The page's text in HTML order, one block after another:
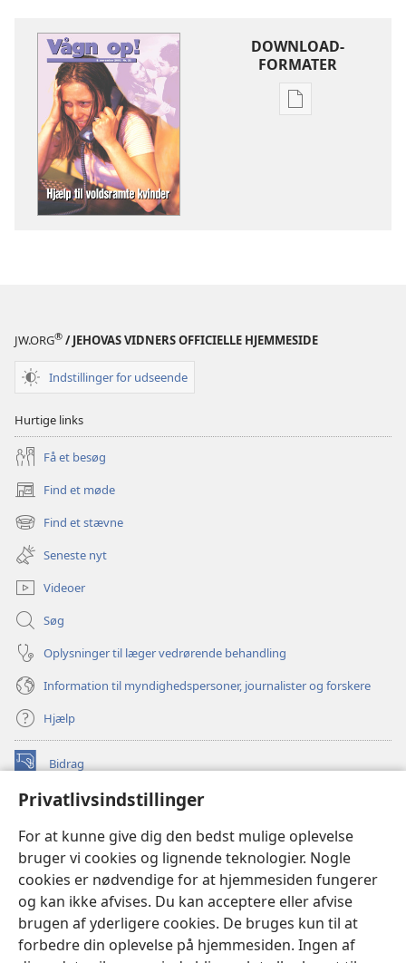
Privatlivsindstillinger
For at kunne give dig den bedst mulige oplevelse
bruger vi cookies og lignende teknologier. Nogle
cookies er nødvendige for at hjemmesiden fungerer
og kan ikke afvises. Du kan acceptere eller afvise
brugen af yderligere cookies. De bruges kun til at
forbedre din oplevelse på hjemmesiden. Ingen af
DOWNLOAD-
FORMATER
Indstillinger
JW.ORG® / JEHOVAS VIDNERS OFFICIELLE HJEMMESIDE
Indstillinger for udseende
Hurtige links
Få et besøg
Find et møde
(åbner
nyt
vindue)
Find et stævne
(åbner
nyt
vindue)
Seneste nyt
Videoer
Søg
Oplysninger til læger vedrørende behandling
Information til myndighedspersoner, journalister og forskere
Hjælp
Bidrag
(åbner
vindue)Watchtower ONLINE LIBRARY™
nyt
vindue)JW Hub
(åbner
nyt
vindue)JW Library
Watchtower Library